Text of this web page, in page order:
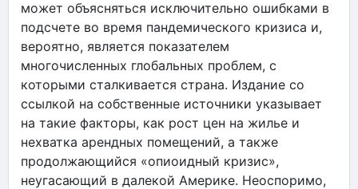
может объясняться исключительно ошибками в
подсчете во время пандемического кризиса и,
вероятно, является показателем
многочисленных глобальных проблем, с
которыми сталкивается страна. Издание со
ссылкой на собственные источники указывает
на такие факторы, как рост цен на жилье и
нехватка арендных помещений, а также
продолжающийся «опиоидный кризис»,
неугасающий в далекой Америке. Неоспоримо,